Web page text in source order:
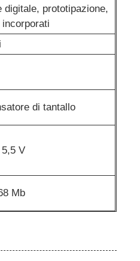
digitale, prototipazione,
di tantallo
V
Mb